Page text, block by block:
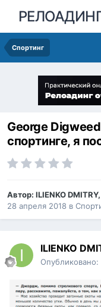
Спортинг
George
спортинге, я
Автор: ILIENKO DMITRY,
28 апреля 2018 в
ILIENKO
Опубликовано: